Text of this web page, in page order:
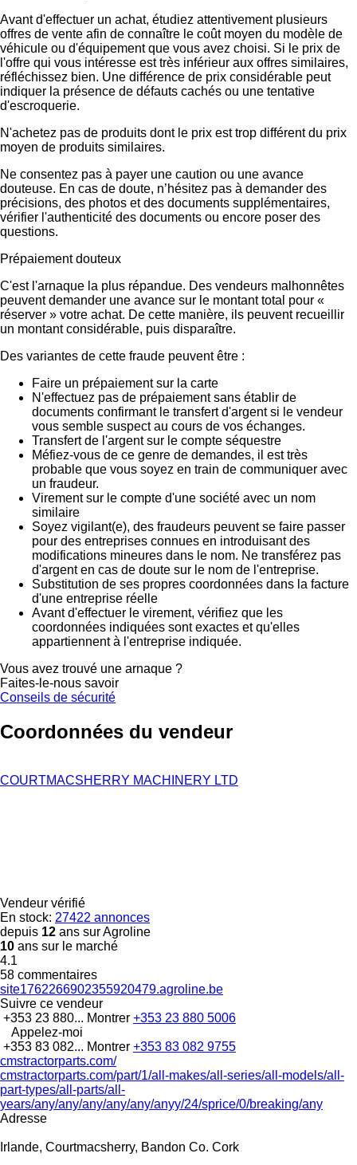
Avant d'effectuer un achat, étudiez attentivement plusieurs
offres de vente afin de connaître le coût moyen du modèle de
véhicule ou d'équipement que vous avez choisi. Si le prix de
l'offre qui vous intéresse est très inférieur aux offres similaires,
réfléchissez bien. Une différence de prix considérable peut
indiquer la présence de défauts cachés ou une tentative
d'escroquerie.
N'achetez pas de produits dont le prix est trop différent du prix
moyen de produits similaires.
Ne consentez pas à payer une caution ou une avance
douteuse. En cas de doute, n’hésitez pas à demander des
précisions, des photos et des documents supplémentaires,
vérifier l'authenticité des documents ou encore poser des
questions.
Prépaiement douteux
C'est l'arnaque la plus répandue. Des vendeurs malhonnêtes
peuvent demander une avance sur le montant total pour «
réserver » votre achat. De cette manière, ils peuvent recueillir
un montant considérable, puis disparaître.
Des variantes de cette fraude peuvent être :
Faire un prépaiement sur la carte
N'effectuez pas de prépaiement sans établir de
documents confirmant le transfert d'argent si le vendeur
vous semble suspect au cours de vos échanges.
Transfert de l'argent sur le compte séquestre
Méfiez-vous de ce genre de demandes, il est très
probable que vous soyez en train de communiquer avec
un fraudeur.
Virement sur le compte d'une société avec un nom
similaire
Soyez vigilant(e), des fraudeurs peuvent se faire passer
pour des entreprises connues en introduisant des
modifications mineures dans le nom. Ne transférez pas
d'argent en cas de doute sur le nom de l'entreprise.
Substitution de ses propres coordonnées dans la facture
d'une entreprise réelle
Avant d'effectuer le virement, vérifiez que les
coordonnées indiquées sont exactes et qu'elles
appartiennent à l'entreprise indiquée.
Vous avez trouvé une arnaque ?
Faites-le-nous savoir
Conseils de sécurité
Coordonnées du vendeur
COURTMACSHERRY MACHINERY LTD
Vendeur vérifié
En stock: 27422 annonces
depuis 12 ans sur Agroline
10 ans sur le marché
4.1
58 commentaires
site1762266902355920479.agroline.be
Suivre ce vendeur
+353 23 880... Montrer +353 23 880 5006
Appelez-moi
+353 83 082... Montrer +353 83 082 9755
cmstractorparts.com/
cmstractorparts.com/part/1/all-makes/all-series/all-models/all-
part-types/all-parts/all-
years/any/any/any/any/any/anyy/24/sprice/0/breaking/any
Adresse
Irlande, Courtmacsherry, Bandon Co. Cork